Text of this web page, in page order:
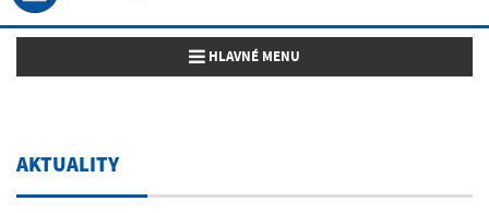
Toggle navigation
HLAVNÉ MENU
AKTUALITY